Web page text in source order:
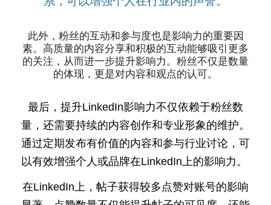
此外，粉丝的互动和参与度也是影响力的重要因
素。高质量的内容分享和积极的互动能够吸引更多
的关注，从而进一步提升影响力。粉丝不仅是数量
的体现，更是对内容和观点的认可。
最后，提升LinkedIn影响力不仅依赖于粉丝数
量，还需要持续的内容创作和专业形象的维护。
通过定期发布有价值的内容和参与行业讨论，可
以有效增强个人或品牌在LinkedIn上的影响力。
在LinkedIn上，帖子获得较多点赞对账号的影响